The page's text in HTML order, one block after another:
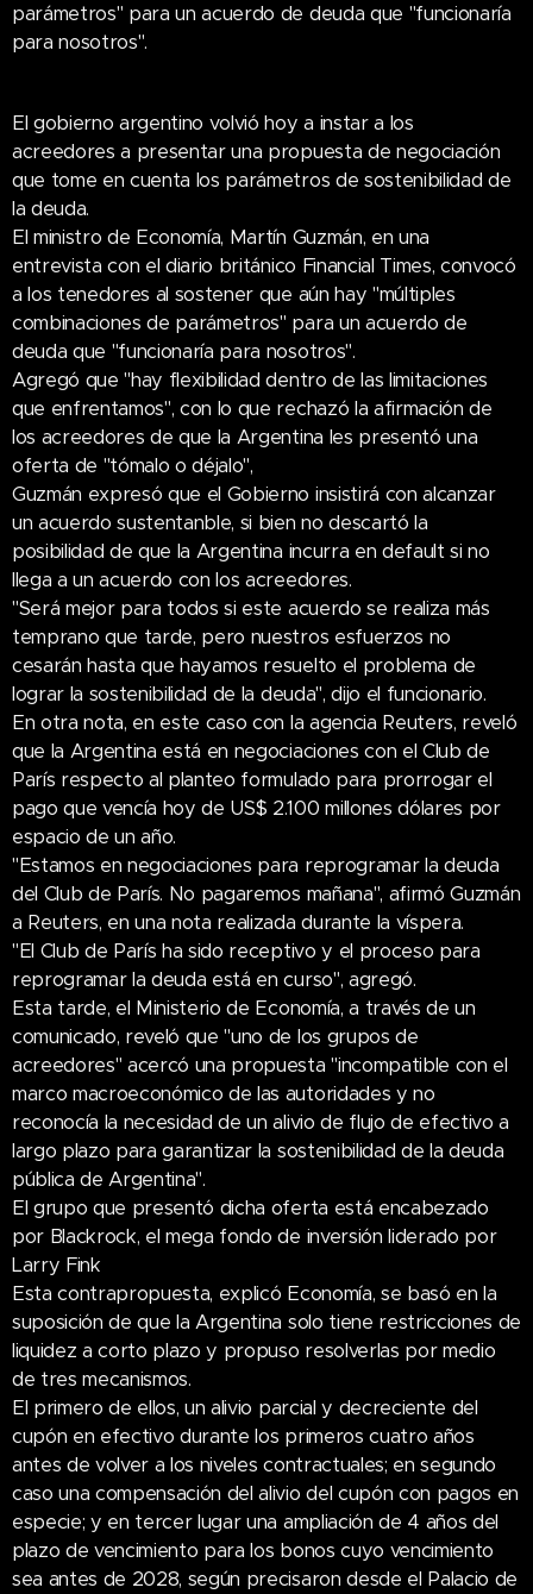
parámetros" para un acuerdo de deuda que "funcionaría
para nosotros".
El gobierno argentino volvió hoy a instar a los
acreedores a presentar una propuesta de negociación
que tome en cuenta los parámetros de sostenibilidad de
la deuda.
El ministro de Economía, Martín Guzmán, en una
entrevista con el diario británico Financial Times, convocó
a los tenedores al sostener que aún hay "múltiples
combinaciones de parámetros" para un acuerdo de
deuda que "funcionaría para nosotros".
Agregó que "hay flexibilidad dentro de las limitaciones
que enfrentamos", con lo que rechazó la afirmación de
los acreedores de que la Argentina les presentó una
oferta de "tómalo o déjalo",
Guzmán expresó que el Gobierno insistirá con alcanzar
un acuerdo sustentanble, si bien no descartó la
posibilidad de que la Argentina incurra en default si no
llega a un acuerdo con los acreedores.
"Será mejor para todos si este acuerdo se realiza más
temprano que tarde, pero nuestros esfuerzos no
cesarán hasta que hayamos resuelto el problema de
lograr la sostenibilidad de la deuda", dijo el funcionario.
En otra nota, en este caso con la agencia Reuters, reveló
que la Argentina está en negociaciones con el Club de
París respecto al planteo formulado para prorrogar el
pago que vencía hoy de US$ 2.100 millones dólares por
espacio de un año.
"Estamos en negociaciones para reprogramar la deuda
del Club de París. No pagaremos mañana", afirmó Guzmán
a Reuters, en una nota realizada durante la víspera.
"El Club de París ha sido receptivo y el proceso para
reprogramar la deuda está en curso", agregó.
Esta tarde, el Ministerio de Economía, a través de un
comunicado, reveló que "uno de los grupos de
acreedores" acercó una propuesta "incompatible con el
marco macroeconómico de las autoridades y no
reconocía la necesidad de un alivio de flujo de efectivo a
largo plazo para garantizar la sostenibilidad de la deuda
pública de Argentina".
El grupo que presentó dicha oferta está encabezado
por Blackrock, el mega fondo de inversión liderado por
Larry Fink
Esta contrapropuesta, explicó Economía, se basó en la
suposición de que la Argentina solo tiene restricciones de
liquidez a corto plazo y propuso resolverlas por medio
de tres mecanismos.
El primero de ellos, un alivio parcial y decreciente del
cupón en efectivo durante los primeros cuatro años
antes de volver a los niveles contractuales; en segundo
caso una compensación del alivio del cupón con pagos en
especie; y en tercer lugar una ampliación de 4 años del
plazo de vencimiento para los bonos cuyo vencimiento
sea antes de 2028, según precisaron desde el Palacio de